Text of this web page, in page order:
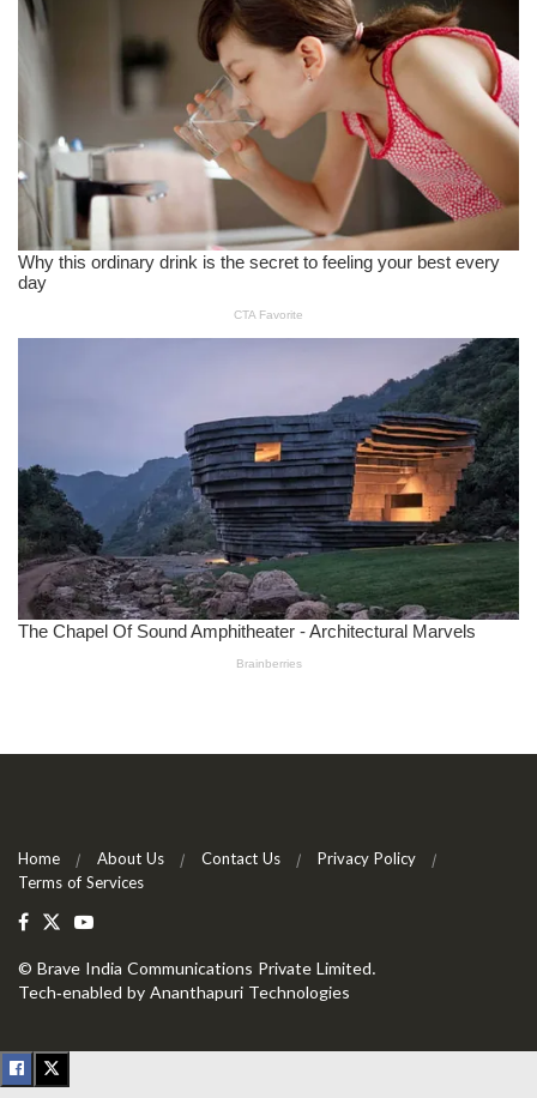
Home About Us Contact Us
Privacy Policy
Terms of Services
© Brave India Communications Private Limited.
Tech-enabled by Ananthapuri Technologies